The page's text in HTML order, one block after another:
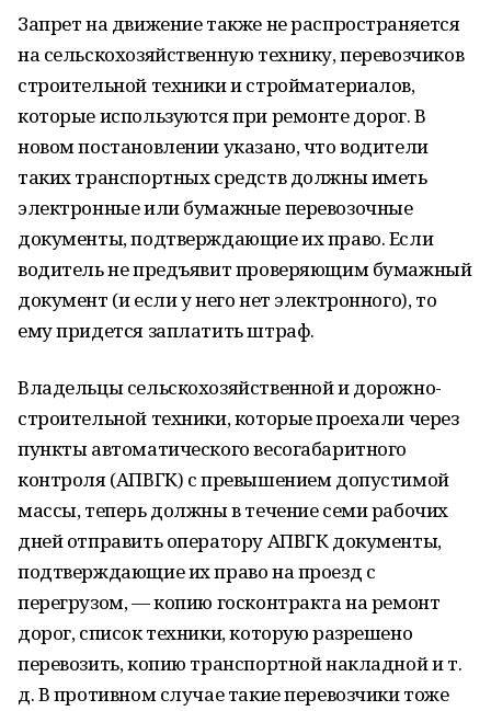
Запрет на движение также не распространяется
на сельскохозяйственную технику, перевозчиков
строительной техники и стройматериалов,
которые используются при ремонте дорог. В
новом постановлении указано, что водители
таких транспортных средств должны иметь
электронные или бумажные перевозочные
документы, подтверждающие их право. Если
водитель не предъявит проверяющим бумажный
документ (и если у него нет электронного), то
ему придется заплатить штраф.
Владельцы сельскохозяйственной и дорожно-
строительной техники, которые проехали через
пункты автоматического весогабаритного
контроля (АПВГК) с превышением допустимой
массы, теперь должны в течение семи рабочих
дней отправить оператору АПВГК документы,
подтверждающие их право на проезд с
перегрузом, — копию госконтракта на ремонт
дорог, список техники, которую разрешено
перевозить, копию транспортной накладной и т.
д. В противном случае такие перевозчики тоже